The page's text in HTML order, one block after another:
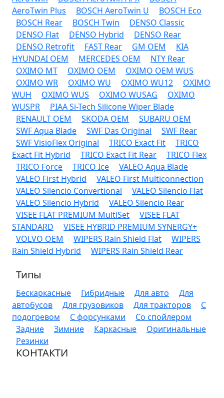
AeroTwin Plus
BOSCH AeroTwin U
BOSCH Eco
BOSCH Rear
BOSCH Twin
DENSO Classic
DENSO Flat
DENSO Hybrid
DENSO Rear
DENSO Retrofit
FAST Rear GM OEM
KIA
HYUNDAI OEM
MERCEDES OEM
NTY Rear
OXIMO MT
OXIMO OEM
OXIMO OEM WUS
OXIMO WR
OXIMO WU OXIMO WU12
OXIMO
WUH
OXIMO WUS OXIMO WUSAG
OXIMO
WUSPR
PIAA Si-Tech Silicone Wiper Blade
RENAULT OEM
SKODA OEM
SUBARU OEM
SWF Aqua Blade
SWF Das Original
SWF Rear
SWF VisioFlex Original
TRICO Exact Fit
TRICO
Exact Fit Hybrid
TRICO Exact Fit Rear
TRICO Flex
TRICO Force
TRICO Ice
VALEO Aqua Blade
VALEO First Hybrid
VALEO First Multiconnection
VALEO Silencio Convertional
VALEO Silencio Flat
VALEO Silencio Hybrid
VALEO Silencio Rear
VISEE FLAT PREMIUM MultiSet
VISEE FLAT
STANDARD
VISEE HYBRID PREMIUM SYNERGY+
VOLVO OEM
WIPERS Rain Shield Flat
WIPERS
Rain Shield Hybrid
WIPERS Rain Shield Rear
Типы
Бескаркасные Гибридные Для авто
Для
автобусов
Для грузовиков Для тракторов
С
подогревом
С форсунками
Со спойлером
Задние
Зимние Каркасные
Оригинальные
Резинки
КОНТАКТИ